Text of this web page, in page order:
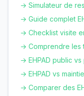
→ Simulateur de
→ Guide complet
→ Checklist visite
→ Comprendre les
→ EHPAD public vs
→ EHPAD vs
→ Comparer des